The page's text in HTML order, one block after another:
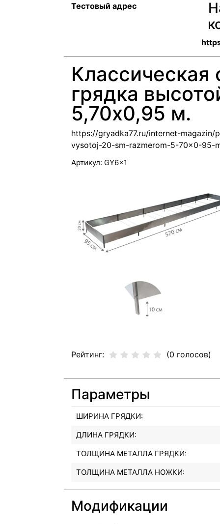
Тестовый адрес
Классическая
грядка
5,70x0,95 м.
https://gryadka77.ru/internet-
vysotoj-20-sm-razmerom-5-70x0-95-
Артикул: GY6x1
Рейтинг: (0 голосов)
Параметры
ШИРИНА ГРЯДКИ:
ДЛИНА ГРЯДКИ:
ТОЛЩИНА МЕТАЛЛА ГРЯДКИ:
ТОЛЩИНА МЕТАЛЛА НОЖКИ:
Модификации